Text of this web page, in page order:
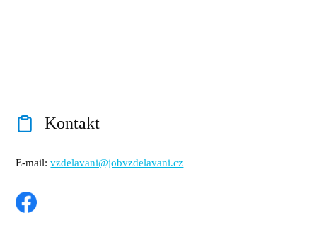
Kontakt
E-mail:vzdelavani@jobvzdelavani.cz